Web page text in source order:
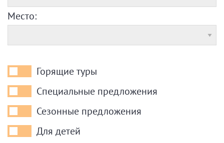
Место:
Горящие
туры
Горящие туры
Специальные
предложения
Специальные предложения
Сезонные
предложения
Сезонные предложения
Для
детей
Для детей